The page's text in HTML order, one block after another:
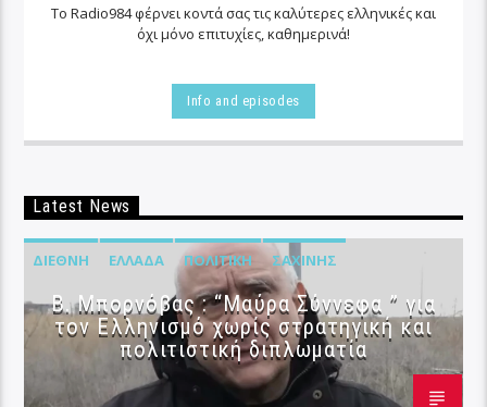
Το Radio984 φέρνει κοντά σας τις καλύτερες ελληνικές και
όχι μόνο επιτυχίες, καθημερινά!
Info and episodes
Latest News
ΔΙΕΘΝΉ ΕΛΛΆΔΑ ΠΟΛΙΤΙΚΉ ΣΑΧΊΝΗΣ
B. Μπορνόβας : “Μαύρα Σύννεφα ” για
τον Ελληνισμό χωρίς στρατηγική και
πολιτιστική διπλωματία